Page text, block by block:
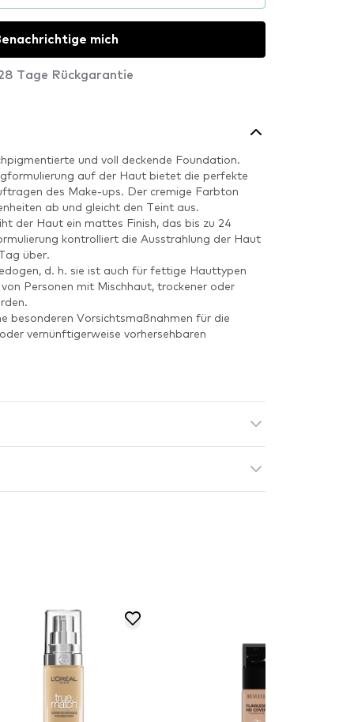
mich
Tage Rückgarantie
und voll deckende Foundation.
auf der Haut bietet die perfekte
des Make-ups. Der cremige Farbton
ab und gleicht den Teint aus.
der Haut ein mattes Finish, das bis zu 24
kontrolliert die Ausstrahlung der Haut
über.
d. h. sie ist auch für fettige Hauttypen
Personen mit Mischhaut, trockener oder
besonderen Vorsichtsmaßnahmen für die
vernünftigerweise vorhersehbaren